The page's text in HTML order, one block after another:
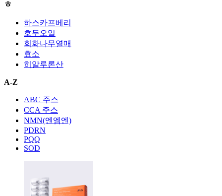
ㅎ
하스카프베리
호두오일
회화나무열매
효소
히알루론산
A-Z
ABC 주스
CCA 주스
NMN(엔엠엔)
PDRN
PQQ
SOD